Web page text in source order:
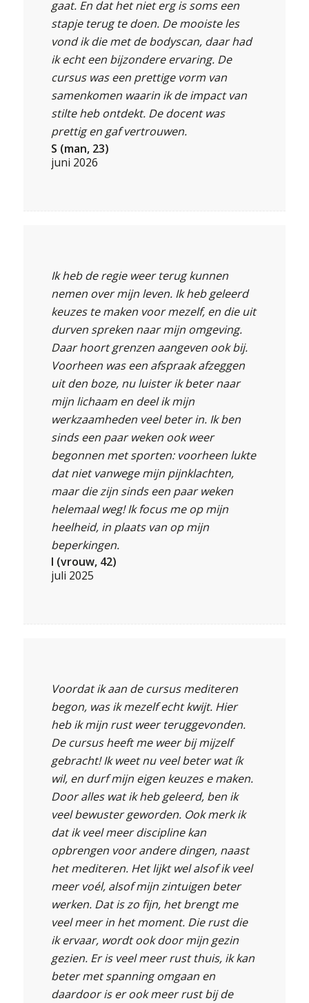
gaat. En dat het niet erg is soms een
stapje terug te doen. De mooiste les
vond ik die met de bodyscan, daar had
ik echt een bijzondere ervaring. De
cursus was een prettige vorm van
samenkomen waarin ik de impact van
stilte heb ontdekt. De docent was
prettig en gaf vertrouwen.
S (man, 23)
juni 2026
Ik heb de regie weer terug kunnen
nemen over mijn leven. Ik heb geleerd
keuzes te maken voor mezelf, en die uit
durven spreken naar mijn omgeving.
Daar hoort grenzen aangeven ook bij.
Voorheen was een afspraak afzeggen
uit den boze, nu luister ik beter naar
mijn lichaam en deel ik mijn
werkzaamheden veel beter in. Ik ben
sinds een paar weken ook weer
begonnen met sporten: voorheen lukte
dat niet vanwege mijn pijnklachten,
maar die zijn sinds een paar weken
helemaal weg! Ik focus me op mijn
heelheid, in plaats van op mijn
beperkingen.
I (vrouw, 42)
juli 2025
Voordat ik aan de cursus mediteren
begon, was ik mezelf echt kwijt. Hier
heb ik mijn rust weer teruggevonden.
De cursus heeft me weer bij mijzelf
gebracht! Ik weet nu veel beter wat ík
wil, en durf mijn eigen keuzes e maken.
Door alles wat ik heb geleerd, ben ik
veel bewuster geworden. Ook merk ik
dat ik veel meer discipline kan
opbrengen voor andere dingen, naast
het mediteren. Het lijkt wel alsof ik veel
meer voél, alsof mijn zintuigen beter
werken. Dat is zo fijn, het brengt me
veel meer in het moment. Die rust die
ik ervaar, wordt ook door mijn gezin
gezien. Er is veel meer rust thuis, ik kan
beter met spanning omgaan en
daardoor is er ook meer rust bij de